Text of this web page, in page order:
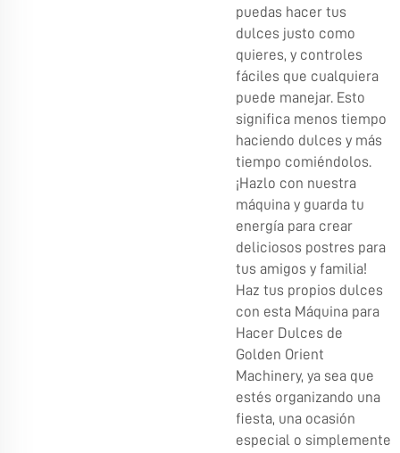
puedas hacer tus
dulces justo como
quieres, y controles
fáciles que cualquiera
puede manejar. Esto
significa menos tiempo
haciendo dulces y más
tiempo comiéndolos.
¡Hazlo con nuestra
máquina y guarda tu
energía para crear
deliciosos postres para
tus amigos y familia!
Haz tus propios dulces
con esta Máquina para
Hacer Dulces de
Golden Orient
Machinery, ya sea que
estés organizando una
fiesta, una ocasión
especial o simplemente